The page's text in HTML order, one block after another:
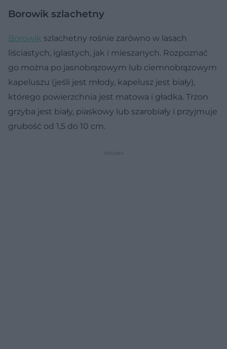
Borowik szlachetny
Borowik szlachetny rośnie zarówno w lasach
liściastych, iglastych, jak i mieszanych. Rozpoznać
go można po jasnobrązowym lub ciemnobrązowym
kapeluszu (jeśli jest młody, kapelusz jest biały),
którego powierzchnia jest matowa i gładka. Trzon
grzyba jest biały, piaskowy lub szarobiały i przyjmuje
grubość od 1,5 do 10 cm.